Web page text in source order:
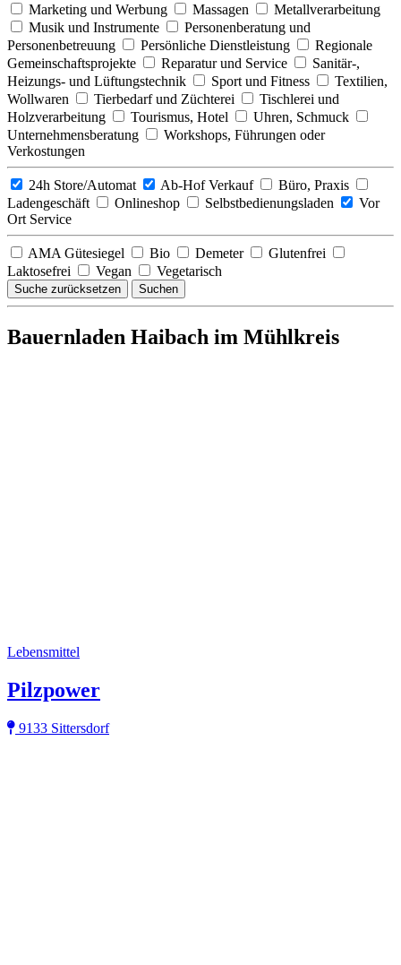
Marketing und Werbung
Massagen
Metallverarbeitung
Musik und Instrumente
Personenberatung und
Personenbetreuung
Persönliche Dienstleistung
Regionale
Gemeinschaftsprojekte
Reparatur und Service
Sanitär-,
Heizungs- und Lüftungstechnik
Sport und Fitness
Textilien,
Wollwaren
Tierbedarf und Züchterei
Tischlerei und
Holzverarbeitung
Tourismus, Hotel
Uhren, Schmuck
Unternehmensberatung
Workshops, Führungen oder
Verkostungen
24h Store/Automat Ab-Hof Verkauf
Büro, Praxis
Ladengeschäft
Onlineshop Selbstbedienungsladen
Vor
Ort Service
AMA Gütesiegel Bio Demeter
Glutenfrei
Laktosefrei
Vegan Vegetarisch
Suche zurücksetzen Suchen
Bauernladen Haibach im Mühlkreis
Lebensmittel
Pilzpower
9133 Sittersdorf